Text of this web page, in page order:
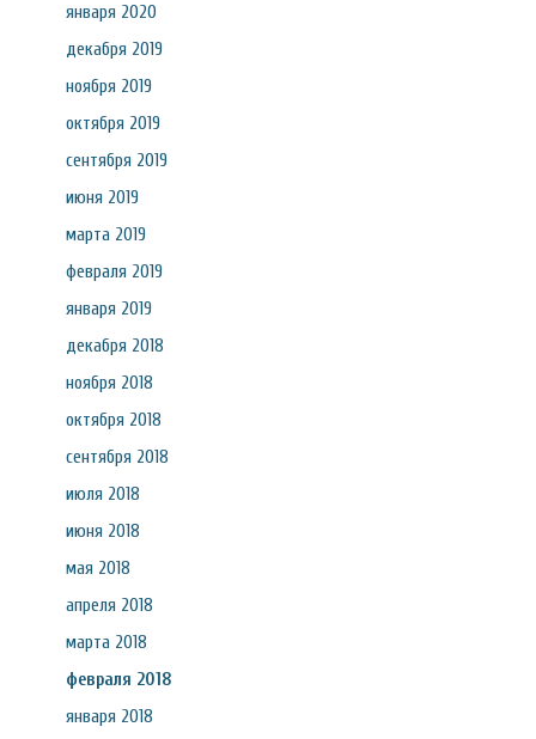
января 2020
декабря 2019
ноября 2019
октября 2019
сентября 2019
июня 2019
марта 2019
февраля 2019
января 2019
декабря 2018
ноября 2018
октября 2018
сентября 2018
июля 2018
июня 2018
мая 2018
апреля 2018
марта 2018
февраля 2018
января 2018